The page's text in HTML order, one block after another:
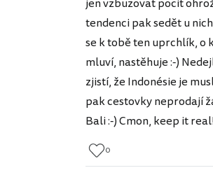
jen vzbuzovat pocit
tendenci pak sedět u
se k tobě ten uprchlík, o
mluví, nastěhuje :-)
zjistí, že Indonésie je
pak cestovky neprodají
Bali :-) Cmon, keep it
0